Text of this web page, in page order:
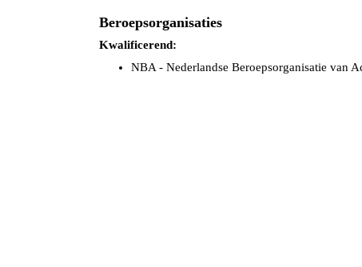
Beroepsorganisaties
Kwalificerend:
NBA - Nederlandse Beroepsorganisatie van